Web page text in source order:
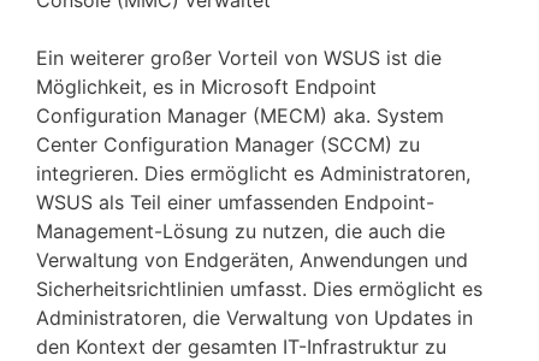
Ein weiterer großer Vorteil von WSUS ist die
Möglichkeit, es in Microsoft Endpoint
Configuration Manager (MECM) aka. System
Center Configuration Manager (SCCM) zu
integrieren. Dies ermöglicht es Administratoren,
WSUS als Teil einer umfassenden Endpoint-
Management-Lösung zu nutzen, die auch die
Verwaltung von Endgeräten, Anwendungen und
Sicherheitsrichtlinien umfasst. Dies ermöglicht es
Administratoren, die Verwaltung von Updates in
den Kontext der gesamten IT-Infrastruktur zu